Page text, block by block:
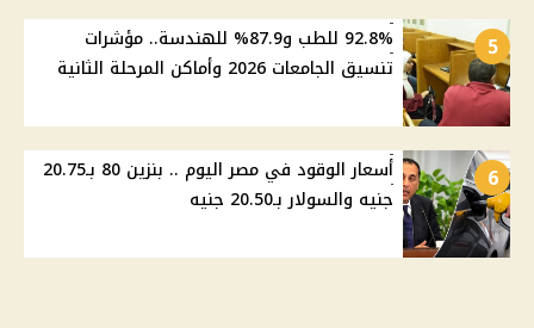
5
92.8% للطب و87.9% للهندسة.. مؤشرات
تنسيق الجامعات 2026 وأماكن المرحلة الثانية
6
أسعار الوقود في مصر اليوم .. بنزين 80 بـ20.75
جنيه والسولار بـ20.50 جنيه